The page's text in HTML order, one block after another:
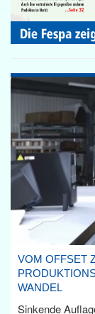
VOM OFFSET
WANDEL
Sinkende